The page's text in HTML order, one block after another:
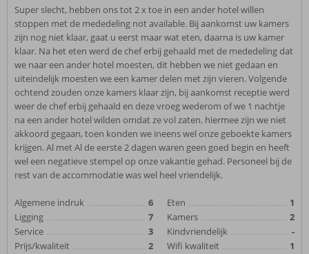
Super slecht, hebben ons tot 2 x toe in een ander hotel willen
stoppen met de mededeling not available. Bij aankomst uw kamers
zijn nog niet klaar, gaat u eerst maar wat eten, daarna is uw kamer
klaar. Na het eten werd de chef erbij gehaald met de mededeling dat
we naar een ander hotel moesten, dit hebben we niet gedaan en
uiteindelijk moesten we een kamer delen met zijn vieren. Volgende
ochtend zouden onze kamers klaar zijn, bij aankomst receptie werd
weer de chef erbij gehaald en deze vroeg wederom of we 1 nachtje
na een ander hotel wilden omdat ze vol zaten. hiermee zijn we niet
akkoord gegaan, toen konden we ineens wel onze geboekte kamers
krijgen. Al met Al de eerste 2 dagen waren geen goed begin en heeft
wel een negatieve stempel op onze vakantie gehad. Personeel bij de
rest van de accommodatie was wel heel vriendelijk.
Algemene indruk
6
Ligging
7
Service
3
Prijs/kwaliteit
2
Eten
1
Kamers
2
Kindvriendelijk
-
Wifi kwaliteit
1